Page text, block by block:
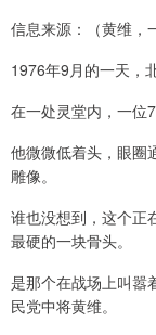
信息来源：（黄维，
1976年9月的一天，
在一处灵堂内，一位
他微微低着头，眼圈
雕像。
谁也没想到，这个正
最硬的一块骨头。
是那个在战场上叫嚣
民党中将黄维。